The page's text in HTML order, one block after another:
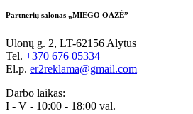
Partnerių salonas „MIEGO OAZĖ”
Ulonų g. 2, LT-62156 Alytus
Tel. +370 676 05334
El.p. er2reklama@gmail.com
Darbo laikas:
I - V - 10:00 - 18:00 val.